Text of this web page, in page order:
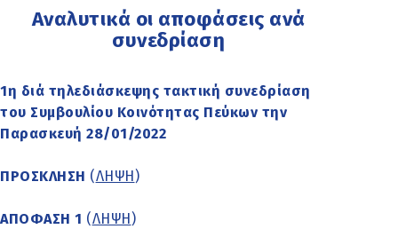
Αναλυτικά οι αποφάσεις ανά
συνεδρίαση
1η διά τηλεδιάσκεψης τακτική συνεδρίαση
του Συμβουλίου Κοινότητας Πεύκων την
Παρασκευή 28/01/2022
ΠΡΟΣΚΛΗΣΗ (ΛΗΨΗ )
ΑΠΟΦΑΣΗ 1 (ΛΗΨΗ )